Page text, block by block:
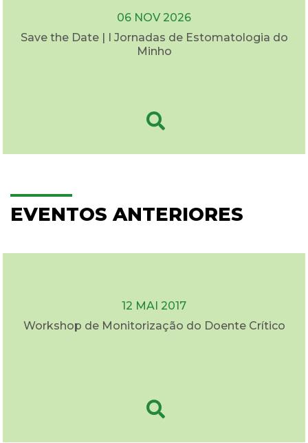
06 NOV 2026
Save the Date | I Jornadas de Estomatologia do
Minho
EVENTOS ANTERIORES
12 MAI 2017
Workshop de Monitorização do Doente Crítico